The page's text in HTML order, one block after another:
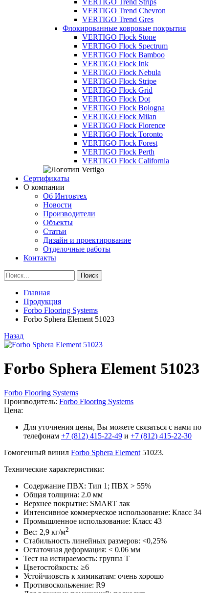
VERTIGO Trend Strips
VERTIGO Trend Chevron
VERTIGO Trend Gres
Флокированные ковровые покрытия
VERTIGO Flock Stone
VERTIGO Flock Spectrum
VERTIGO Flock Bamboo
VERTIGO Flock Ink
VERTIGO Flock Nebula
VERTIGO Flock Stripe
VERTIGO Flock Grid
VERTIGO Flock Dot
VERTIGO Flock Bologna
VERTIGO Flock Milan
VERTIGO Flock Florence
VERTIGO Flock Toronto
VERTIGO Flock Forest
VERTIGO Flock Perth
VERTIGO Flock California
Сертификаты
О компании
Об Интовтех
Новости
Производители
Объекты
Статьи
Дизайн и проектирование
Отделочные работы
Контакты
Главная
Продукция
Forbo Flooring Systems
Forbo Sphera Element 51023
Назад
Forbo Sphera Element 51023
Forbo Flooring Systems
Производитель: Forbo Flooring Systems
Цена:
Для уточнения цены, Вы можете связаться с нами по
телефонам +7 (812) 415-22-49 и +7 (812) 415-22-30
Гомогенный винил Forbo Sphera Element 51023.
Технические характеристики:
Содержание ПВХ: Тип 1; ПВХ > 55%
Общая толщина: 2.0 мм
Верхнее покрытие: SMART лак
Интенсивное коммерческое использование: Класс 34
Промышленное использование: Класс 43
Вес: 2,9 кг/м2
Стабильность линейных размеров: <0,25%
Остаточная деформация: < 0.06 мм
Тест на истираемость: группа T
Цветостойкость: ≥6
Устойчиовсть к химикатам: очень хорошо
Противоскольжение: R9